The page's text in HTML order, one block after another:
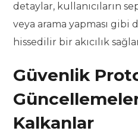
detaylar, kullanıcıların
veya arama yapması
hissedilir bir akıcılık
Güvenlik
Kalkanlar